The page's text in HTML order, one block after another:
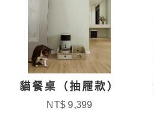
貓餐桌（抽屜款）
NT$ 9,399